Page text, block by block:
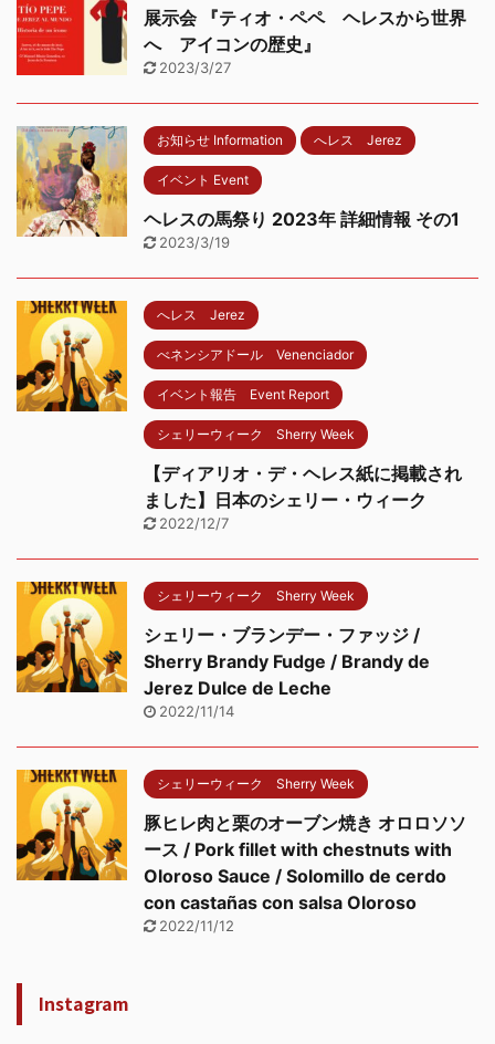
展示会 『ティオ・ペペ ヘレスから世界
へ アイコンの歴史』
2023/3/27
お知らせ Information へレス Jerez
イベント Event
ヘレスの馬祭り 2023年 詳細情報 その1
2023/3/19
へレス Jerez
べネンシアドール Venenciador
イベント報告 Event Report
シェリーウィーク Sherry Week
【ディアリオ・デ・ヘレス紙に掲載され
ました】日本のシェリー・ウィーク
2022/12/7
シェリーウィーク Sherry Week
シェリー・ブランデー・ファッジ /
Sherry Brandy Fudge / Brandy de
Jerez Dulce de Leche
2022/11/14
シェリーウィーク Sherry Week
豚ヒレ肉と栗のオーブン焼き オロロソソ
ース / Pork fillet with chestnuts with
Oloroso Sauce / Solomillo de cerdo
con castañas con salsa Oloroso
2022/11/12
Instagram